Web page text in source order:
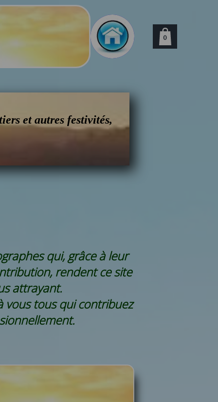
et autres festivités,
qui, grâce à leur
rendent ce site
attrayant.
vous tous qui contribuez
0